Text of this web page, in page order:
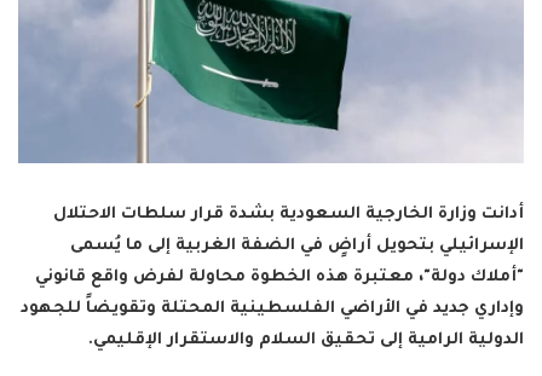
أدانت وزارة الخارجية السعودية بشدة قرار سلطات الاحتلال
الإسرائيلي بتحويل أراضٍ في الضفة الغربية إلى ما يُسمى
"أملاك دولة"، معتبرة هذه الخطوة محاولة لفرض واقع قانوني
وإداري جديد في الأراضي الفلسطينية المحتلة وتقويضاً للجهود
الدولية الرامية إلى تحقيق السلام والاستقرار الإقليمي.